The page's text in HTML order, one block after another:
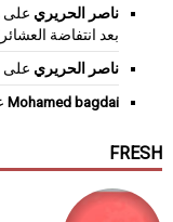
ناصر الحريري على
بعد انتفاضة
ناصر الحريري على
Mohamed bagdai
FRESH